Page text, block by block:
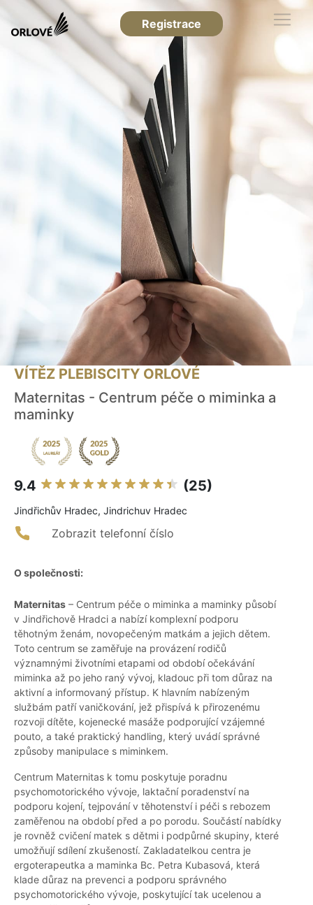
Registrace
VÍTĚZ PLEBISCITY ORLOVÉ
Maternitas - Centrum péče o miminka a
maminky
9.4 (25)
Jindřichův Hradec, Jindrichuv Hradec
Zobrazit telefonní číslo
O společnosti:
Maternitas – Centrum péče o miminka a maminky působí
v Jindřichově Hradci a nabízí komplexní podporu
těhotným ženám, novopečeným matkám a jejich dětem.
Toto centrum se zaměřuje na provázení rodičů
významnými životními etapami od období očekávání
miminka až po jeho raný vývoj, kladouc při tom důraz na
aktivní a informovaný přístup. K hlavním nabízeným
službám patří vaničkování, jež přispívá k přirozenému
rozvoji dítěte, kojenecké masáže podporující vzájemné
pouto, a také praktický handling, který uvádí správné
způsoby manipulace s miminkem.
Centrum Maternitas k tomu poskytuje poradnu
psychomotorického vývoje, laktační poradenství na
podporu kojení, tejpování v těhotenství i péči s rebozem
zaměřenou na období před a po porodu. Součástí nabídky
je rovněž cvičení matek s dětmi i podpůrné skupiny, které
umožňují sdílení zkušeností. Zakladatelkou centra je
ergoterapeutka a maminka Bc. Petra Kubasová, která
klade důraz na prevenci a podporu správného
psychomotorického vývoje, poskytující tak ucelenou a